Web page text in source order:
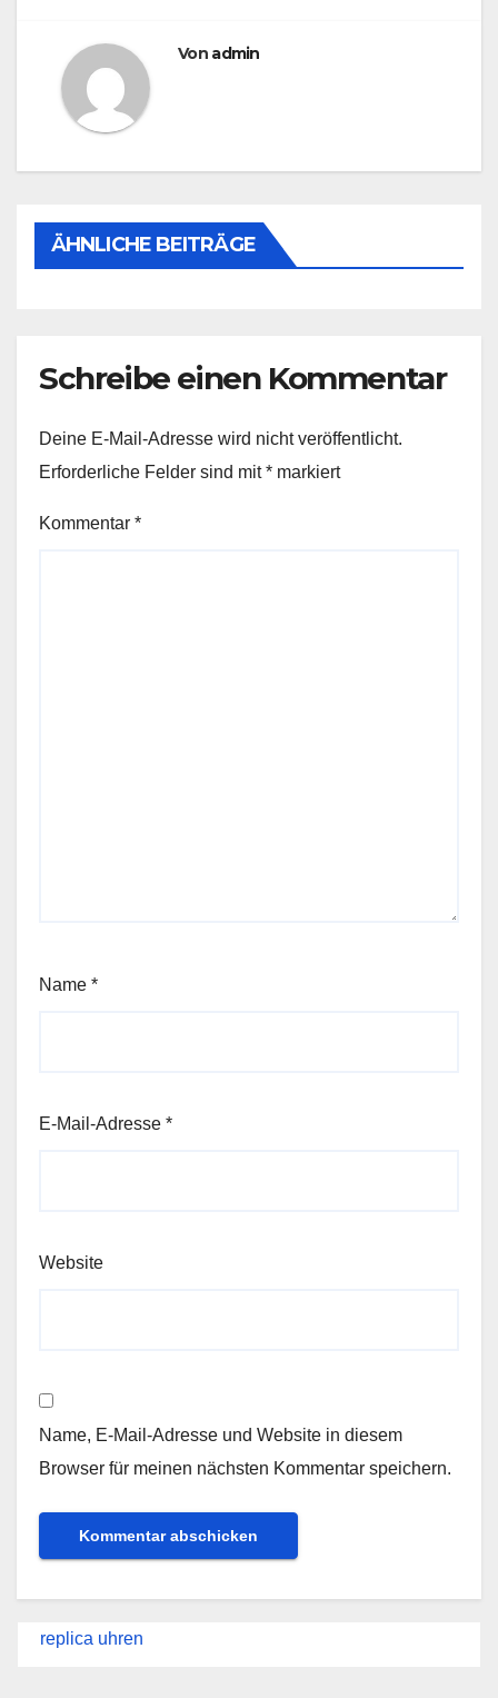
Von admin
ÄHNLICHE BEITRÄGE
Schreibe einen Kommentar
Deine E-Mail-Adresse wird nicht veröffentlicht.
Erforderliche Felder sind mit* markiert
Kommentar *
Name *
E-Mail-Adresse *
Website
Name, E-Mail-Adresse und Website in diesem
Browser für meinen nächsten Kommentar speichern.
replica uhren